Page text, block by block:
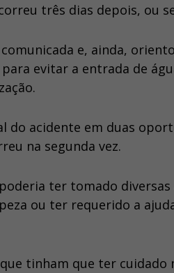
três dias depois, ou
e, ainda,
evitar a entrada de
do acidente em duas
na segunda vez.
ter tomado
ou ter requerido a
tinham que ter cuidado